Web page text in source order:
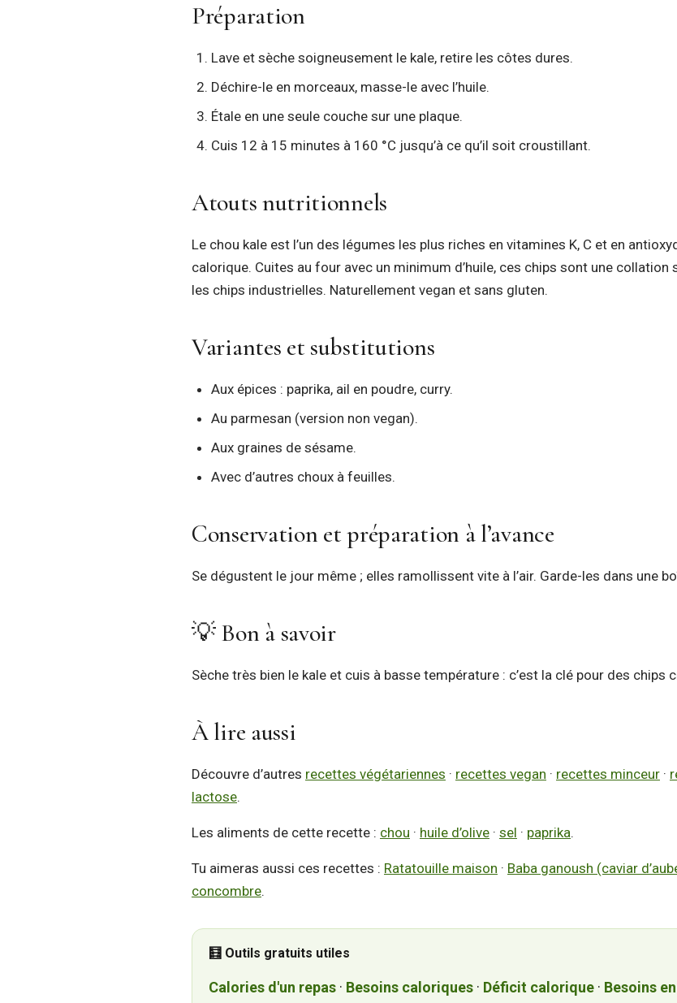
Préparation
Lave et sèche soigneusement le kale, retire les côtes dures.
Déchire-le en morceaux, masse-le avec l’huile.
Étale en une seule couche sur une plaque.
Cuis 12 à 15 minutes à 160 °C jusqu’à ce qu’il soit croustillant.
Atouts nutritionnels
Le chou kale est l’un des légumes les plus riches en vitamines K, C et en
calorique. Cuites au four avec un minimum d’huile, ces chips sont une
les chips industrielles. Naturellement vegan et sans gluten.
Variantes et substitutions
Aux épices : paprika, ail en poudre, curry.
Au parmesan (version non vegan).
Aux graines de sésame.
Avec d’autres choux à feuilles.
Conservation et préparation à l’avance
Se dégustent le jour même ; elles ramollissent vite à l’air. Garde-les dans une
💡 Bon à savoir
Sèche très bien le kale et cuis à basse température : c’est la clé pour des chips
À lire aussi
Découvre d’autres recettes végétariennes · recettes vegan · recettes minceur ·
lactose.
Les aliments de cette recette : chou · huile d’olive · sel · paprika.
Tu aimeras aussi ces recettes : Ratatouille maison · Baba ganoush (caviar
concombre.
🧮 Outils gratuits utiles
Calories d'un repas · Besoins caloriques · Déficit calorique · Besoins